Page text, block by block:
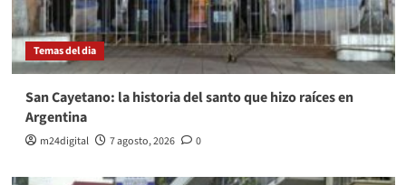
Temas del dia
San Cayetano: la historia del santo que hizo raíces en
Argentina
m24digital 7 agosto, 2026 0